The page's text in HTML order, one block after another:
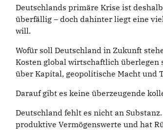
Deutschlands primäre Krise ist
überfällig – doch dahinter liegt eine
will.
Wofür soll Deutschland in Zukunft
Kosten global wirtschaftlich überlegen
über Kapital, geopolitische Macht und
Darauf gibt es keine überzeugende
Deutschland fehlt es nicht an
produktive Vermögenswerte und hat